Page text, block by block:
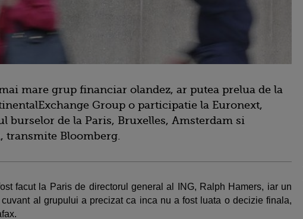
mare grup financiar olandez, ar putea prelua de la
Group o participatie la Euronext,
burselor de la Paris, Bruxelles, Amsterdam si
transmite Bloomberg.
facut la Paris de directorul general al ING, Ralph Hamers, iar un
cuvant al grupului a precizat ca inca nu a fost luata o decizie finala,